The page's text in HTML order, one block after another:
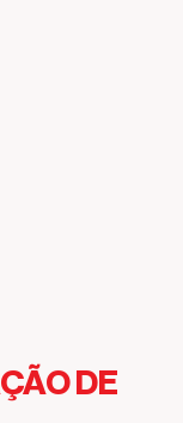
DE